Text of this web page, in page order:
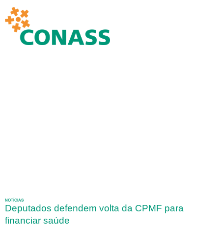
NOTÍCIAS
Deputados defendem volta da CPMF para
financiar saúde